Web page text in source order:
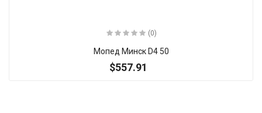
(0)
Мопед Минск D4 50
$557.91